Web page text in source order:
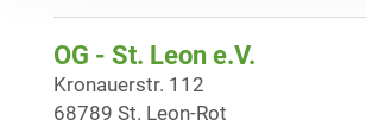
OG - St. Leon e.V.
Kronauerstr. 112
68789 St. Leon-Rot